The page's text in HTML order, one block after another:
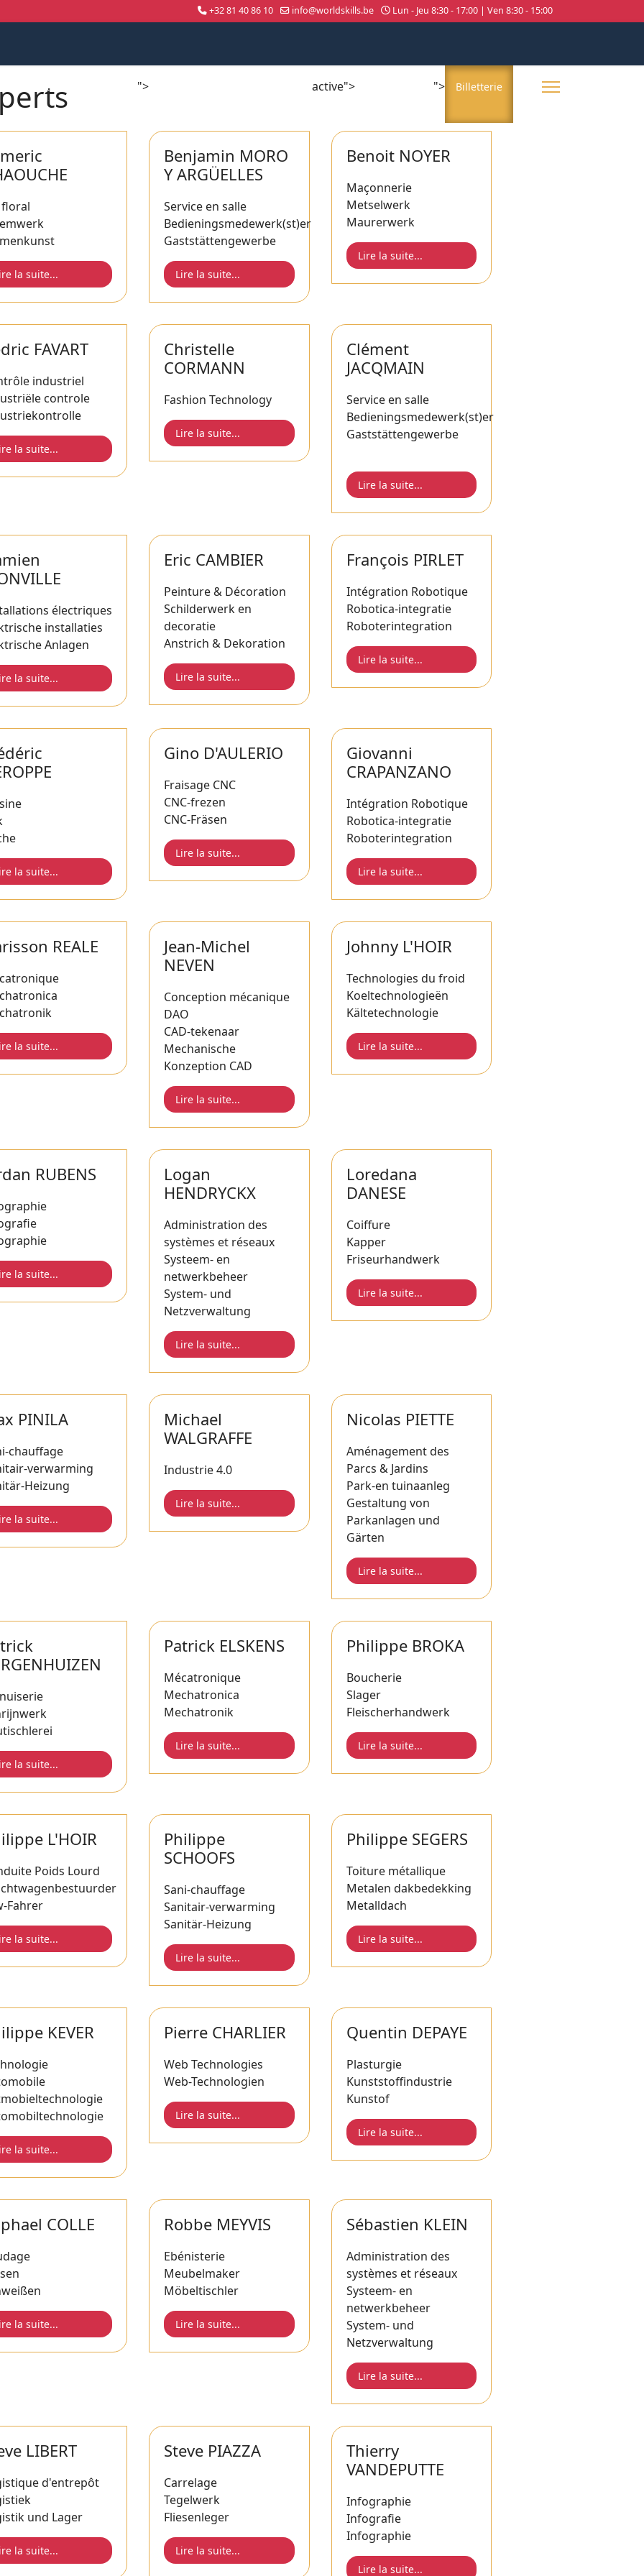
+32 81 40 86 10 info@worldskills.be Lun - Jeu 8:30 - 17:00 | Ven 8:30 - 15:00
Compétition nationale "> active"> "> Billetterie
la suite...
Benjamin MORO
Y ARGÜELLES
Service en salle
Bedieningsmedewerk(st)er
Gaststättengewerbe
Lire la suite...
Benoit NOYER
Maçonnerie
Metselwerk
Maurerwerk
Lire la suite...
FAVART
industriel
controle
la suite...
Christelle
CORMANN
Fashion Technology
Lire la suite...
Clément
JACQMAIN
Service en salle
Bedieningsmedewerk(st)er
Gaststättengewerbe
Lire la suite...
électriques
installaties
Anlagen
la suite...
Eric CAMBIER
Peinture & Décoration
Schilderwerk en
decoratie
Anstrich & Dekoration
Lire la suite...
François PIRLET
Intégration Robotique
Robotica-integratie
Roboterintegration
Lire la suite...
la suite...
Gino D'AULERIO
Fraisage CNC
CNC-frezen
CNC-Fräsen
Lire la suite...
Giovanni
CRAPANZANO
Intégration Robotique
Robotica-integratie
Roboterintegration
Lire la suite...
REALE
la suite...
Jean-Michel
NEVEN
Conception mécanique
DAO
CAD-tekenaar
Mechanische
Konzeption CAD
Lire la suite...
Johnny L'HOIR
Technologies du froid
Koeltechnologieën
Kältetechnologie
Lire la suite...
RUBENS
la suite...
Logan
HENDRYCKX
Administration des
systèmes et réseaux
Systeem- en
netwerkbeheer
System- und
Netzverwaltung
Lire la suite...
Loredana
DANESE
Coiffure
Kapper
Friseurhandwerk
Lire la suite...
PINILA
chauffage
verwarming
Heizung
la suite...
Michael
WALGRAFFE
Industrie 4.0
Lire la suite...
Nicolas PIETTE
Aménagement des
Parcs & Jardins
Park-en tuinaanleg
Gestaltung von
Parkanlagen und
Gärten
Lire la suite...
la suite...
Patrick ELSKENS
Mécatronique
Mechatronica
Mechatronik
Lire la suite...
Philippe BROKA
Boucherie
Slager
Fleischerhandwerk
Lire la suite...
L'HOIR
Poids Lourd
Fahrer
la suite...
Philippe
SCHOOFS
Sani-chauffage
Sanitair-verwarming
Sanitär-Heizung
Lire la suite...
Philippe SEGERS
Toiture métallique
Metalen dakbedekking
Metalldach
Lire la suite...
KEVER
la suite...
Pierre CHARLIER
Web Technologies
Web-Technologien
Lire la suite...
Quentin DEPAYE
Plasturgie
Kunststoffindustrie
Kunstof
Lire la suite...
COLLE
la suite...
Robbe MEYVIS
Ebénisterie
Meubelmaker
Möbeltischler
Lire la suite...
Sébastien KLEIN
Administration des
systèmes et réseaux
Systeem- en
netwerkbeheer
System- und
Netzverwaltung
Lire la suite...
LIBERT
d'entrepôt
und Lager
la suite...
Steve PIAZZA
Carrelage
Tegelwerk
Fliesenleger
Lire la suite...
Thierry
VANDEPUTTE
Infographie
Infografie
Infographie
Lire la suite...